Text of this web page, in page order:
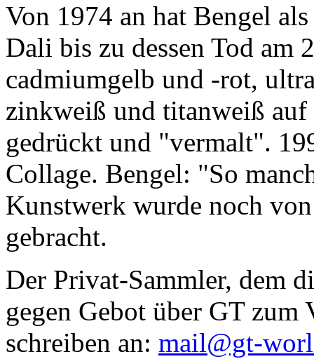
Von 1974 an hat Bengel
Dali bis zu dessen Tod am
cadmiumgelb und -rot,
zinkweiß und titanweiß
gedrückt und "vermalt".
Collage. Bengel: "So
Kunstwerk wurde noch
gebracht.
Der Privat-Sammler, dem
gegen Gebot über GT zum
schreiben an: mail@gt-